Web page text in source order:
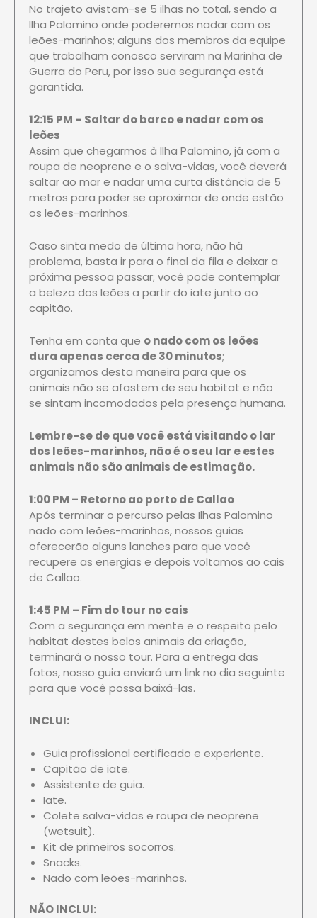
No trajeto avistam-se 5 ilhas no total, sendo a
Ilha Palomino onde poderemos nadar com os
leões-marinhos; alguns dos membros da equipe
que trabalham conosco serviram na Marinha de
Guerra do Peru, por isso sua segurança está
garantida.
12:15 PM – Saltar do barco e nadar com os
leões
Assim que chegarmos à Ilha Palomino, já com a
roupa de neoprene e o salva-vidas, você deverá
saltar ao mar e nadar uma curta distância de 5
metros para poder se aproximar de onde estão
os leões-marinhos.
Caso sinta medo de última hora, não há
problema, basta ir para o final da fila e deixar a
próxima pessoa passar; você pode contemplar
a beleza dos leões a partir do iate junto ao
capitão.
Tenha em conta que o nado com os leões
dura apenas cerca de 30 minutos;
organizamos desta maneira para que os
animais não se afastem de seu habitat e não
se sintam incomodados pela presença humana.
Lembre-se de que você está visitando o lar
dos leões-marinhos, não é o seu lar e estes
animais não são animais de estimação.
1:00 PM – Retorno ao porto de Callao
Após terminar o percurso pelas Ilhas Palomino
nado com leões-marinhos, nossos guias
oferecerão alguns lanches para que você
recupere as energias e depois voltamos ao cais
de Callao.
1:45 PM – Fim do tour no cais
Com a segurança em mente e o respeito pelo
habitat destes belos animais da criação,
terminará o nosso tour. Para a entrega das
fotos, nosso guia enviará um link no dia seguinte
para que você possa baixá-las.
INCLUI:
Guia profissional certificado e experiente.
Capitão de iate.
Assistente de guia.
Iate.
Colete salva-vidas e roupa de neoprene
(wetsuit).
Kit de primeiros socorros.
Snacks.
Nado com leões-marinhos.
NÃO INCLUI: